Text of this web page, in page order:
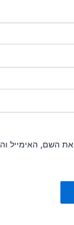
השם, האימייל